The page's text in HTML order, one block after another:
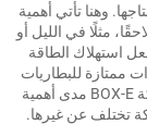
وهنا تأتي أهمية
مثلًا في الليل أو
استهلاك الطاقة
ممتازة للبطاريات
للاستفادة القصوى من أنظمتها الشمسية. وتدرك شركة BOX-E مدى أهمية
تختلف عن غيرها.